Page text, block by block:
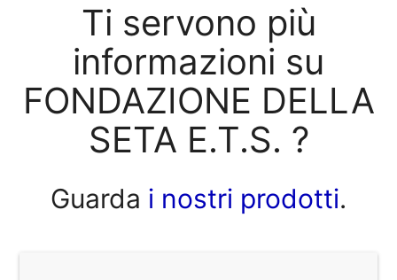
Ti servono più
informazioni su
FONDAZIONE DELLA
SETA E.T.S. ?
Guarda i nostri prodotti.